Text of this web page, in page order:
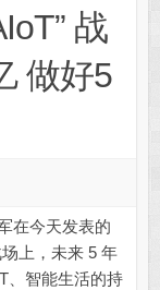
战
做好5
在今天发表的
上，未来 5 年
、智能生活的持